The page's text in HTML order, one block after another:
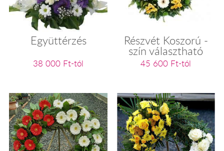
Együttérzés
38 000 Ft-tól
Részvét Koszorú -
szín választható
45 600 Ft-tól